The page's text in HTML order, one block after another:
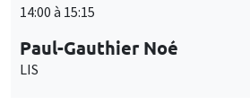
14:00 à 15:15
Paul-Gauthier Noé
LIS